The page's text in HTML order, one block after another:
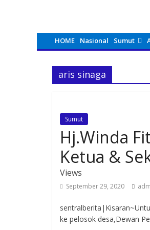
HOME Nasional Sumut
aris sinaga
Sumut
Hj.Winda
Ketua &
Views
September 29, 2020
ke pelosok desa,Dewan